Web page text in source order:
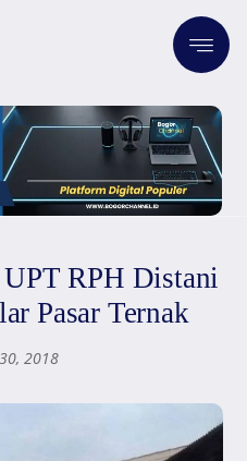
RPH Distani
Pasar Ternak
2018